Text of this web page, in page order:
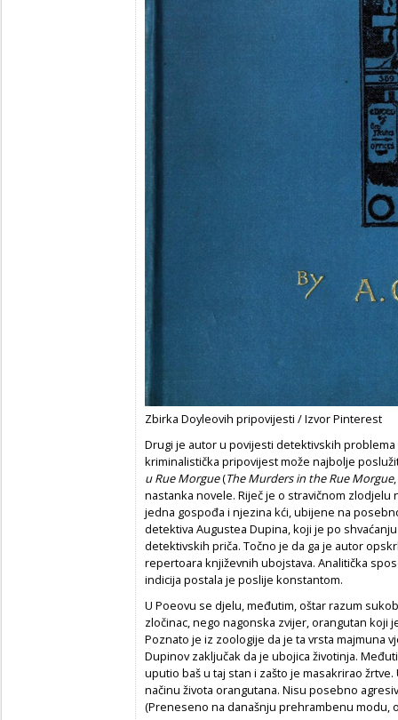
Zbirka Doyleovih pripovijesti / Izvor Pinterest
Drugi je autor u povijesti detektivskih problema
kriminalistička pripovijest može najbolje
u Rue Morgue(The Murders in the Rue Morgue
nastanka novele. Riječ je o stravičnom zlodjelu
jedna gospođa i njezina kći, ubijene na
detektiva Augustea Dupina, koji je po
detektivskih priča. Točno je da ga je autor
repertoara književnih ubojstava. Analitička
indicija postala je poslije konstantom.
U Poeovu se djelu, međutim, oštar razum
zločinac, nego nagonska zvijer, orangutan koji
Poznato je iz zoologije da je ta vrsta majmuna
Dupinov zaključak da je ubojica životinja.
uputio baš u taj stan i zašto je masakrirao
načinu života orangutana. Nisu posebno
(Preneseno na današnju prehrambenu modu,